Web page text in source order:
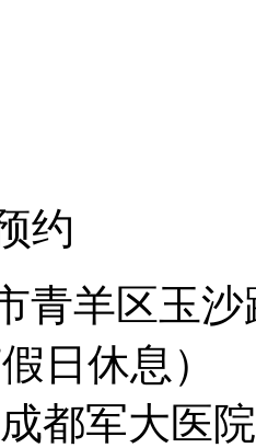
约
青羊区玉
日休息）
都军大医